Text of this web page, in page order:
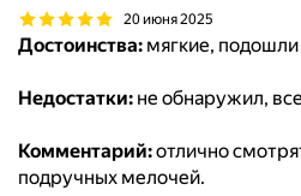
20 июня 2025
Достоинства: мягкие,
Недостатки: не обнаружил,
Комментарий:отлично
подручных мелочей.